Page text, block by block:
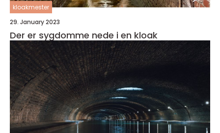
kloakmester
29. January 2023
Der er sygdomme nede i en kloak